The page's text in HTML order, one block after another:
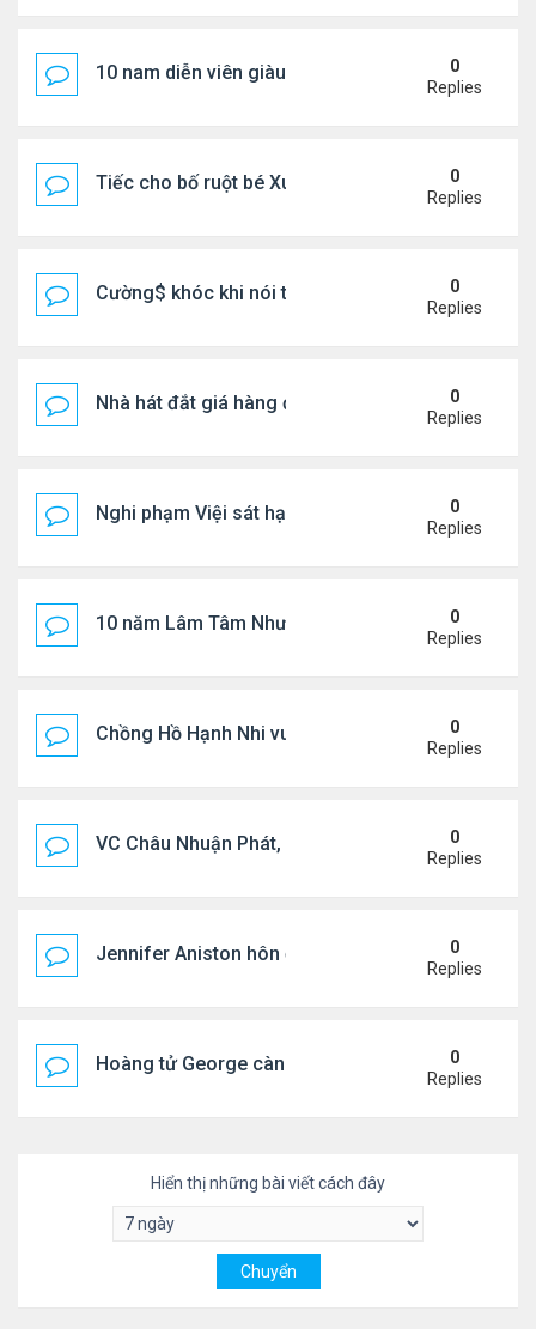
10 nam diễn viên giàu nhất Trung Quốc 2026
0
Replies
Tiếc cho bố ruột bé Xuân Mai ở Mỹ
0
Replies
Cường$ khóc khi nói thật về hôn nhân
0
Replies
Nhà hát đắt giá hàng đầu tg ở VN
0
Replies
Nghi phạm Việi sát hại cụ bà 91 tuổi, phi tang xác
0
Replies
10 năm Lâm Tâm Như - Hoắc Kiến Hoa
0
Replies
Chồng Hồ Hạnh Nhi vui vẻ ôm người cũ của vợ
0
Replies
VC Châu Nhuận Phát, Lưu Gia Linh viếng vợ cũ ..
0
Replies
Jennifer Aniston hôn đắm đuối bạn trai trên du
0
Replies
Hoàng tử George càng lớn càng điển trai0
Replies
Hiển thị những bài viết cách đây